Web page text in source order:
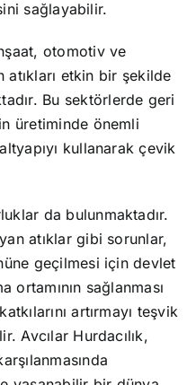
sağlayabilir.
otomotiv ve
etkin bir şekilde
Bu sektörlerde geri
üretiminde önemli
kullanarak çevik
da bulunmaktadır.
atıklar gibi sorunlar,
geçilmesi için devlet
sağlanması
artırmayı teşvik
Avcılar Hurdacılık,